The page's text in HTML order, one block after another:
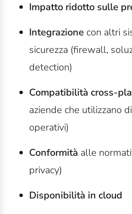
Impatto ridotto sulle
Integrazione con altri
sicurezza (firewall,
detection)
Compatibilità cross-
aziende che utilizzano
operativi)
Conformità alle
privacy)
Disponibilità in cloud